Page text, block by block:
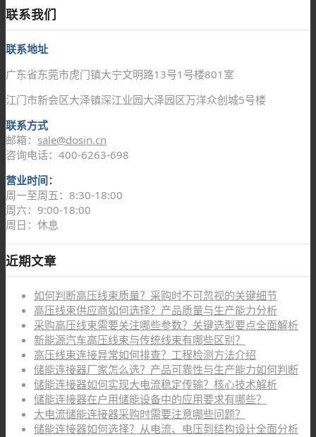
联系我们
联系地址
广东省东莞市虎门镇大宁文明路13号1号楼801室
江门市新会区大泽镇深江业园大泽园区万洋众创城5号楼
联系方式
邮箱： sale@dosin.cn
咨询电话：400-6263-698
营业时间：
周一至周五：8:30-18:00
周六：9:00-18:00
周日：休息
近期文章
如何判断高压线束质量？采购时不可忽视的关键细节
高压线束供应商如何选择？产品质量与生产能力分析
采购高压线束需要关注哪些参数？关键选型要点全面解析
新能源汽车高压线束与传统线束有哪些区别？
高压线束连接异常如何排查？工程检测方法介绍
储能连接器厂家怎么选？产品可靠性与生产能力如何判断
储能连接器如何实现大电流稳定传输？核心技术解析
储能连接器在户用储能设备中的应用要求有哪些？
大电流储能连接器采购时需要注意哪些问题？
储能连接器如何选择？从电流、电压到结构设计全面分析